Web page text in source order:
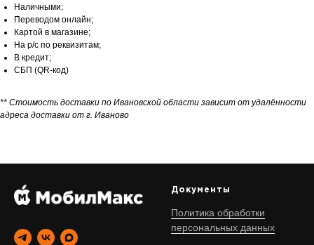
Наличными;
Переводом онлайн;
Картой в магазине;
На р/с по реквизитам;
В кредит;
СБП (QR-код)
** Стоимость доставки по Ивановской области зависит от удалённости
адреса доставки от г. Иваново
Документы
Политика обработки
персональных данных